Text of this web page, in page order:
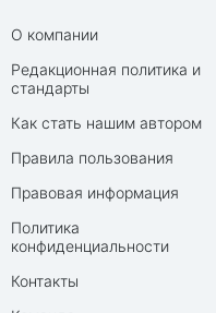
О компании
Редакционная политика и
стандарты
Как стать нашим автором
Правила пользования
Правовая информация
Политика
конфиденциальности
Контакты